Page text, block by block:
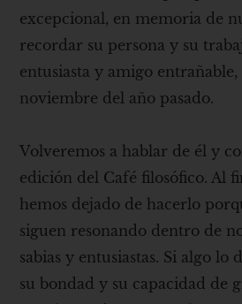
excepcional, en memoria de
recordar su persona y su
entusiasta y amigo
noviembre del año pasado.
Volveremos a hablar de él y
edición del Café filosófico. Al
hemos dejado de hacerlo
siguen resonando dentro de
sabias y entusiastas. Si algo lo
su bondad y su capacidad de